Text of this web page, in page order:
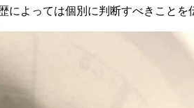
によっては個別に判断すべきことを